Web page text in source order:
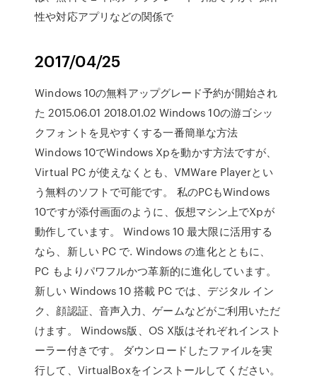
性や対応アプリなどの関係で
2017/04/25
Windows 10の無料アップグレード予約が開始され
た 2015.06.01 2018.01.02 Windows 10の游ゴシッ
クフォントを見やすくする一番簡単な方法
Windows 10でWindows Xpを動かす方法ですが、
Virtual PC が使えなくとも、VMWare Playerとい
う無料のソフトで可能です。 私のPCもWindows
10ですが添付画面のように、仮想マシン上でXpが
動作しています。 Windows 10 最大限に活用する
なら、新しい PC で. Windows の進化とともに、
PC もよりパワフルかつ革新的に進化しています。
新しい Windows 10 搭載 PC では、デジタル イン
ク、顔認証、音声入力、ゲームなどがご利用いただ
けます。 Windows版、OS X版はそれぞれインスト
ーラー付きです。 ダウンロードしたファイルを実
行して、VirtualBoxをインストールしてください。